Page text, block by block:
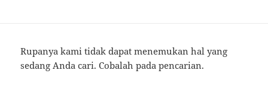
Rupanya kami tidak dapat menemukan hal yang
sedang Anda cari. Cobalah pada pencarian.